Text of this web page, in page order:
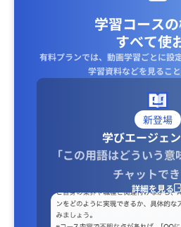
学習コース
すべて使
有料プランでは、動画学習ごとに設
学習資料などを見るこ
新登場
学びエージェ
「この用語はどういう
チャットで
詳細を見る